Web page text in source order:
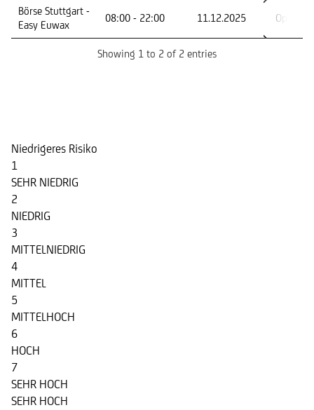
Börse Stuttgart -
Easy Euwax
08:00 - 22:00 11.12.2025 Open
Showing 1 to 2 of 2 entries
Niedrigeres Risiko
1
SEHR NIEDRIG
2
NIEDRIG
3
MITTELNIEDRIG
4
MITTEL
5
MITTELHOCH
6
HOCH
7
SEHR HOCH
SEHR HOCH